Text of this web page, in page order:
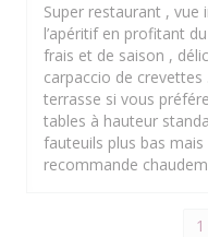
Super restaurant , vue
l’apéritif en profitant
frais et de saison ,
carpaccio de crevettes
terrasse si vous
tables à hauteur
fauteuils plus bas
recommande
1